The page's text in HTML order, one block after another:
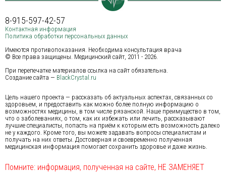
8-915-597-42-57
Контактная информация
Политика обработки персональных данных
Имеются противопоказания. Необходима консультация врача
© Все права защищены. Медицинский сайт, 2011 - 2026.
При перепечатке материалов ссылка на сайт обязательна.
Создание сайта — BlackCrystal.ru
Цель нашего проекта — рассказать об актуальных аспектах, связанных со
здоровьем, и предоставить как можно более полную информацию о
возможностях медицины, в том числе рязанской. Наше преимущество в том,
что о заболеваниях, о том, как их избежать или лечить, рассказывают
лучшие специалисты, попасть на приём к которым есть возможность далеко
не у каждого. Кроме того, вы можете задавать вопросы специалистам и
получать на них ответы. Достоверная и своевременно полученная
медицинская информация помогает сохранить здоровье и даже жизнь.
Помните: информация, полученная на сайте, НЕ ЗАМЕНЯЕТ